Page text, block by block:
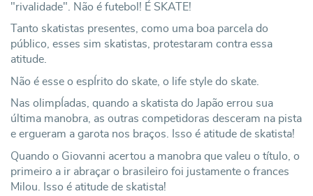
"rivalidade". Não é futebol! É SKATE!
Tanto skatistas presentes, como uma boa parcela do
público, esses sim skatistas, protestaram contra essa
atitude.
Não é esse o espÍrito do skate, o life style do skate.
Nas olimpÍadas, quando a skatista do Japão errou sua
última manobra, as outras competidoras desceram na pista
e ergueram a garota nos braços. Isso é atitude de skatista!
Quando o Giovanni acertou a manobra que valeu o título, o
primeiro a ir abraçar o brasileiro foi justamente o frances
Milou. Isso é atitude de skatista!